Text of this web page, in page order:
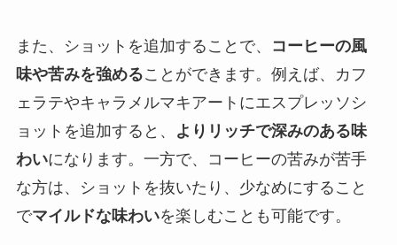
また、ショットを追加することで、
コーヒーの風
味や苦みを強めることができます。例えば、カフ
ェラテやキャラメルマキアートにエスプレッソシ
ョットを追加すると、
よりリッチで深みのある味
わいになります。一方で、コーヒーの苦みが苦手
な方は、ショットを抜いたり、少なめにすること
でマイルドな味わいを楽しむことも可能です。